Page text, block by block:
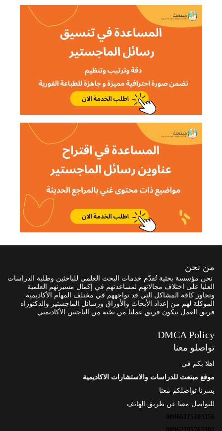
من نحن
نحن مؤسسة بحثية تُقدّم خدمات البحث العلمي للباحثين وطلبة الدراسات
العليا على اختلاف مجالاتهم لمساعدتهم في إكمال مسيرتهم العلمية
وتجاوز كافة المشاكل التي قد تواجههم في مختلف المهام الأكاديمية
الموكلة لهم من إعداد الأبحاث والأوراق ورسائل الماجستير والدكتوراه
فريق العمل يتكون فريق عملنا من نخبة من الباحثين الأكاديميي.
DMCA Policy
تواصلو معنا
اهلا بكم في
موقع مبتعث للدراسات والاستشارات الاكاديمية
يسرنا تواصلكم معنا
للتواصل معنا عن طريق الهاتف
00966115103356